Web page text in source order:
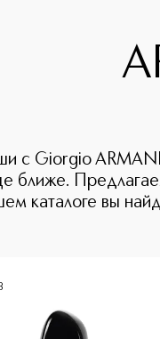
с Giorgio
ближе.
каталоге вы